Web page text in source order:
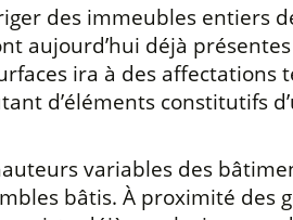
des immeubles entiers
aujourd’hui déjà
ira à des affectations
d’éléments constitutifs
variables des
bâtis. À proximité des